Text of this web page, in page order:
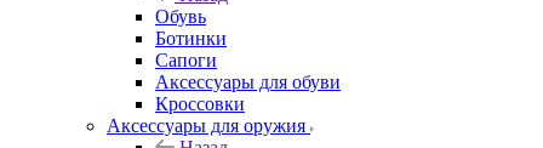
Обувь
Ботинки
Сапоги
Аксессуары для обуви
Кроссовки
Аксессуары для оружия